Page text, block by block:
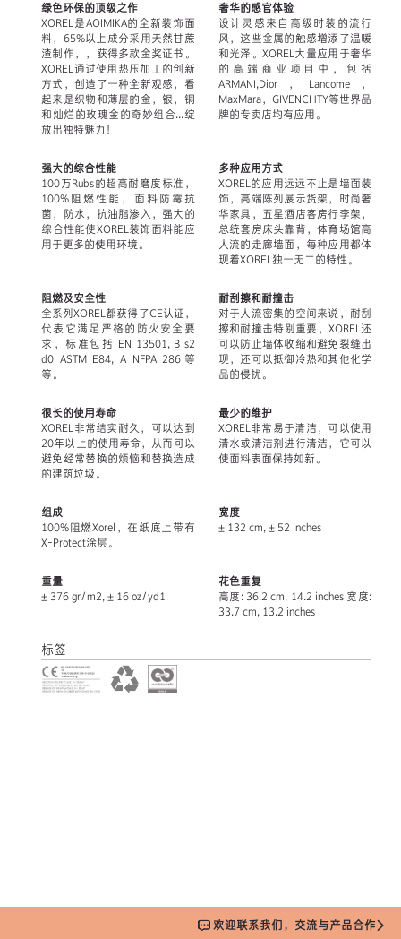
绿色环保的顶级之作
XOREL是AOIMIKA的全新装饰面
料，65%以上成分采用天然甘蔗
渣制作，，获得多款金奖证书。
XOREL通过使用热压加工的创新
方式，创造了一种全新观感，看
起来是织物和薄层的金，银，铜
和灿烂的玫瑰金的奇妙组合...绽
放出独特魅力！
奢华的感官体验
设计灵感来自高级时装的流行
风，这些金属的触感增添了温暖
和光泽。XOREL大量应用于奢华
的高端商业项目中，包括
ARMANI,Dior，Lancome，
MaxMara，GIVENCHTY等世界品
牌的专卖店均有应用。
强大的综合性能
100万Rubs的超高耐磨度标准，
100%阻燃性能，面料防霉抗
菌，防水，抗油脂渗入，强大的
综合性能使XOREL装饰面料能应
用于更多的使用环境。
多种应用方式
XOREL的应用远远不止是墙面装
饰，高端陈列展示货架，时尚奢
华家具，五星酒店客房行李架，
总统套房床头靠背，体育场馆高
人流的走廊墙面，每种应用都体
现着XOREL独一无二的特性。
阻燃及安全性
全系列XOREL都获得了CE认证，
代表它满足严格的防火安全要
求，标准包括 EN 13501, B s2
d0 ASTM E84, A NFPA 286等
等。
耐刮擦和耐撞击
对于人流密集的空间来说，耐刮
擦和耐撞击特别重要，XOREL还
可以防止墙体收缩和避免裂缝出
现，还可以抵御冷热和其他化学
品的侵扰。
很长的使用寿命
XOREL非常结实耐久，可以达到
20年以上的使用寿命，从而可以
避免经常替换的烦恼和替换造成
的建筑垃圾。
最少的维护
XOREL非常易于清洁，可以使用
清水或清洁剂进行清洁，它可以
使面料表面保持如新。
组成
100%阻燃Xorel，在纸底上带有
X-Protect涂层。
宽度
± 132 cm, ± 52 inches
重量
± 376 gr/m2, ± 16 oz/yd1
花色重复
高度: 36.2 cm, 14.2 inches 宽度:
33.7 cm, 13.2 inches
标签
欢迎联系我们，交流与产品合作